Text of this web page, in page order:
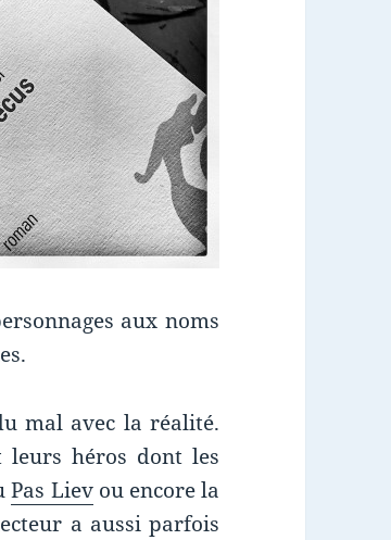
aux noms
mal avec la réalité.
leurs héros dont les
Pas Lievou encore la
a aussi parfois